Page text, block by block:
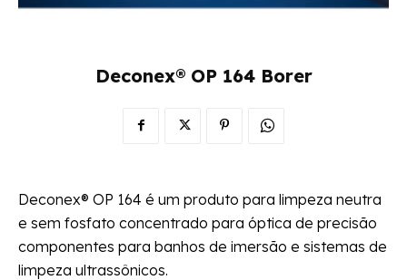
Deconex® OP 164 Borer
Deconex® OP 164 é um produto para limpeza neutra
e sem fosfato concentrado para óptica de precisão
componentes para banhos de imersão e sistemas de
limpeza ultrassônicos.